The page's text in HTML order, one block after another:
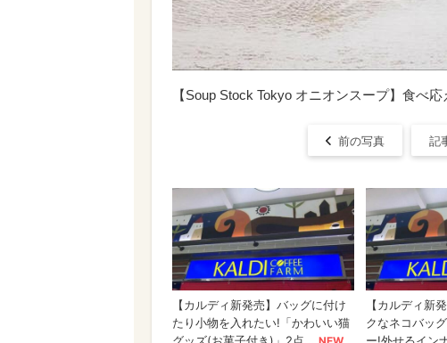
【Soup Stock Tokyo オニオンスープ】食べ
前の写真 記